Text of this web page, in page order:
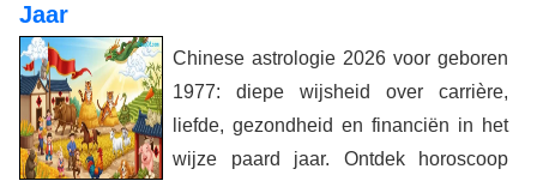
Jaar
Chinese astrologie 2026 voor geboren
1977: diepe wijsheid over carrière,
liefde, gezondheid en financiën in het
wijze paard jaar. Ontdek horoscoop